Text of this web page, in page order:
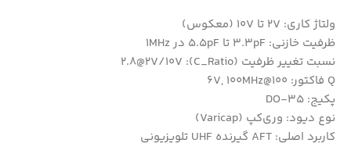
ولتاژ کاری: 2V تا 10V (معکوس)
ظرفیت خازنی: 3.3pF تا 5.5pF در 1MHz
نسبت تغییر ظرفیت (C_Ratio): 2.8@2V/10V
Q فاکتور: 100@6V, 100MHz
پکیج: DO-35
نوع دیود: وری‌کپ (Varicap)
کاربرد اصلی: AFT گیرنده UHF تلویزیونی